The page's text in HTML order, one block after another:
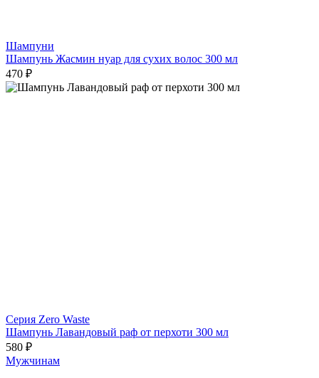
Шампуни
Шампунь Жасмин нуар для сухих волос 300 мл
470 ₽
Серия Zero Waste
Шампунь Лавандовый раф от перхоти 300 мл
580 ₽
Мужчинам